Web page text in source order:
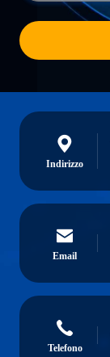
Indirizzo
Email
Telefono